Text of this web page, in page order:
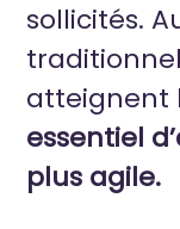
sollicités.
atteignent
essentiel
plus agile.